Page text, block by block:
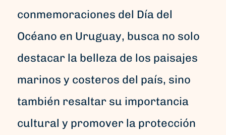
conmemoraciones del Día del
Océano en Uruguay, busca no solo
destacar la belleza de los paisajes
marinos y costeros del país, sino
también resaltar su importancia
cultural y promover la protección